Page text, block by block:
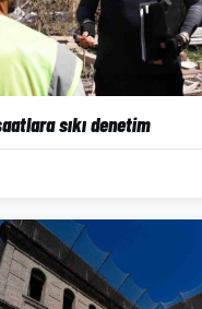
sıkı denetim